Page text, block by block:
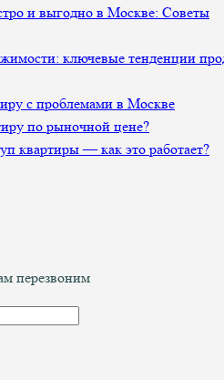
и выгодно в Москве: Советы
ключевые тенденции
с проблемами в Москве
по рыночной цене?
квартиры — как это работает?
перезвоним